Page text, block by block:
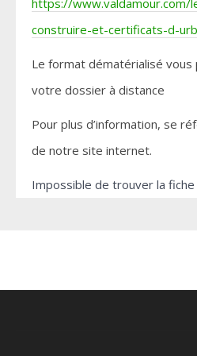
https://www.valdamour.com/
construire-et-certificats-d-
Le format dématérialisé
votre dossier à distance
Pour plus d’information, se
de notre site internet.
Impossible de trouver la fiche